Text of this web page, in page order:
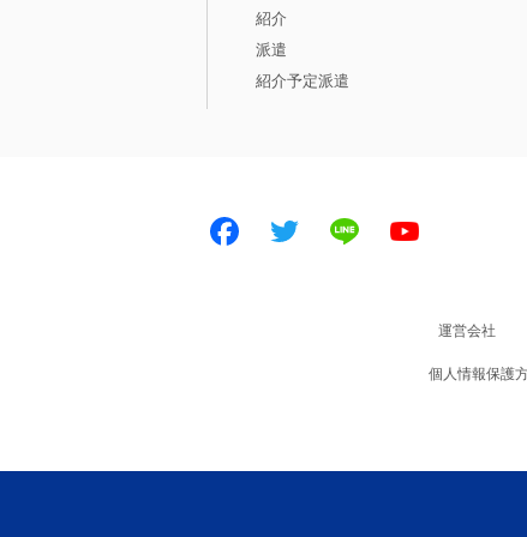
紹介
派遣
紹介予定派遣
Facebook Twitter LINE
運営会社
個人情報保護